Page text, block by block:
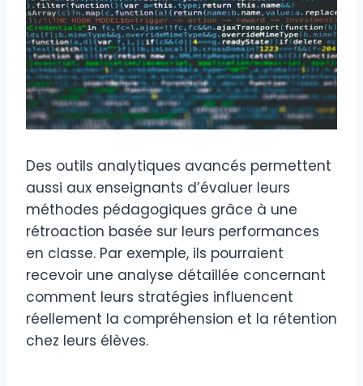
Des outils analytiques avancés permettent
aussi aux enseignants d’évaluer leurs
méthodes pédagogiques grâce à une
rétroaction basée sur leurs performances
en classe. Par exemple, ils pourraient
recevoir une analyse détaillée concernant
comment leurs stratégies influencent
réellement la compréhension et la rétention
chez leurs élèves.